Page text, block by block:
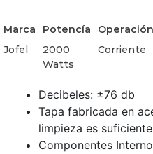
Marca Potencía Operación
Jofel
2000
Watts
Corriente
Decibeles: ±76 db
Tapa fabricada en
limpieza es
Componentes